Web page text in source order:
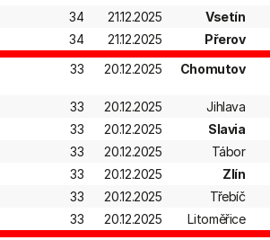
34
21.12.2025 Vsetín
34
21.12.2025 Přerov
33
20.12.2025 Chomutov
33 20.12.2025 Jihlava
33
20.12.2025 Slavia
33
20.12.2025 Tábor
33
20.12.2025 Zlín
33
20.12.2025 Třebíč
33
20.12.2025 Litoměřice